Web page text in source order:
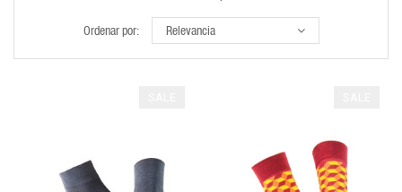
Ordenar por: Relevancia
QUICK VIEW QUICK VIEW